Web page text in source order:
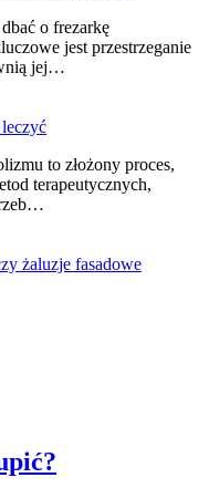
o frezarkę
jest przestrzeganie
jej…
to złożony proces,
terapeutycznych,
żaluzje fasadowe